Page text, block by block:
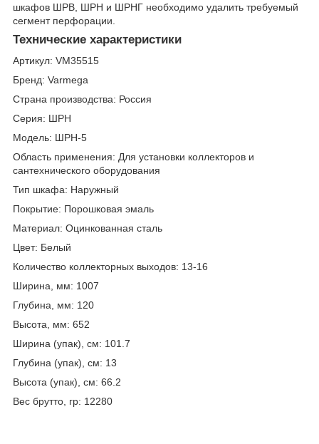
шкафов ШРВ, ШРН и ШРНГ необходимо удалить требуемый
сегмент перфорации.
Технические характеристики
Артикул: VM35515
Бренд: Varmega
Страна производства: Россия
Серия: ШРН
Модель: ШРН-5
Область применения: Для установки коллекторов и
сантехнического оборудования
Тип шкафа: Наружный
Покрытие: Порошковая эмаль
Материал: Оцинкованная сталь
Цвет: Белый
Количество коллекторных выходов: 13-16
Ширина, мм: 1007
Глубина, мм: 120
Высота, мм: 652
Ширина (упак), см: 101.7
Глубина (упак), см: 13
Высота (упак), см: 66.2
Вес брутто, гр: 12280